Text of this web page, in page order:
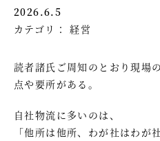
2026.6.5
カテゴリ：経営
読者諸氏ご周知のとおり現場
点や要所がある。
自社物流に多いのは、
「他所は他所、わが社はわが